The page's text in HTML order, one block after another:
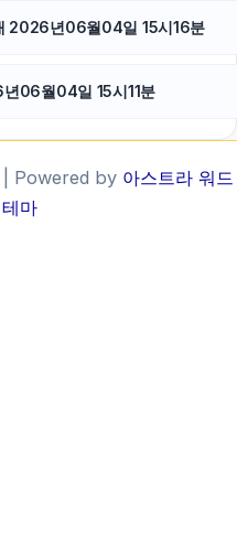
2026년06월04일 15시16분
06월04일 15시11분
Powered by 아스트라 워드
마